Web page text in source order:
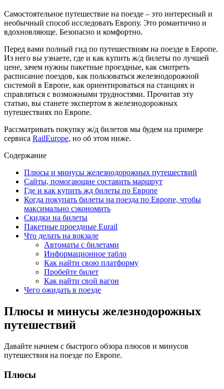
Самостоятельное путешествие на поезде – это интересный и
необычный способ исследовать Европу. Это романтично и
вдохновляюще. Безопасно и комфортно.
Перед вами полный гид по путешествиям на поезде в Европе.
Из него вы узнаете, где и как купить ж/д билеты по лучшей
цене, зачем нужны пакетные проездные, как смотреть
расписание поездов, как пользоваться железнодорожной
системой в Европе, как ориентироваться на станциях и
справляться с возможными трудностями. Прочитав эту
статью, вы станете экспертом в железнодорожных
путешествиях по Европе.
Рассматривать покупку ж/д билетов мы будем на примере
сервиса RailEurope, но об этом ниже.
Содержание
Плюсы и минусы железнодорожных путешествий
Сайты, помогающие составить маршрут
Где и как купить жд билеты по Европе
Когда покупать билеты на поезда по Европе, чтобы
максимально сэкономить
Скидки на билеты
Пакетные проездные Eurail
Что делать на вокзале
Автоматы с билетами
Информационное табло
Как найти свою платформу
Пробейте билет
Как найти свой вагон
Чего ожидать в поезде
Плюсы и минусы железнодорожных
путешествий
Давайте начнем с быстрого обзора плюсов и минусов
путешествия на поезде по Европе.
Плюсы